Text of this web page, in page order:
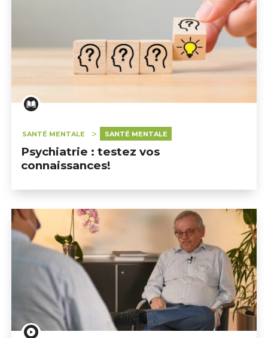
SANTÉ MENTALE SANTÉ MENTALE
Psychiatrie : testez vos
connaissances!